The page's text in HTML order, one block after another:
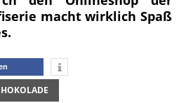
macht wirklich Spaß